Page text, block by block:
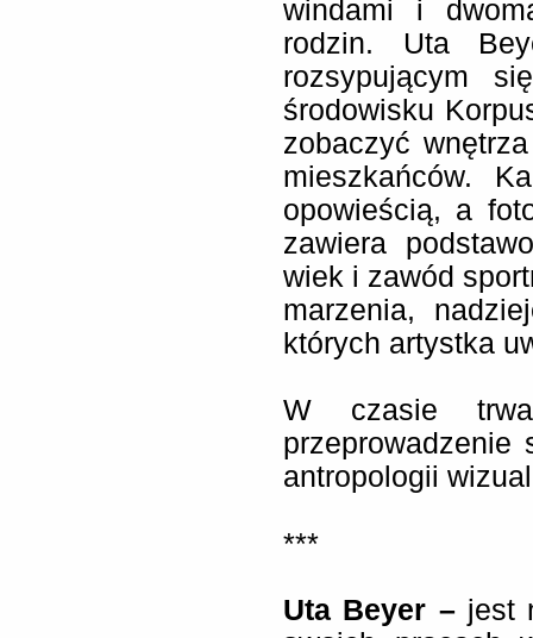
windami i
rodzin. Uta
rozsypującym
środowisku
zobaczyć
mieszkańców.
opowieścią, a
zawiera
wiek i zawód
marzenia,
których artystka
W czasie
przeprowadzenie
antropologii
***
Uta Beyer –jest